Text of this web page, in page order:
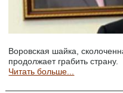
Воровская шайка,
продолжает грабить страну.
Читать больше...